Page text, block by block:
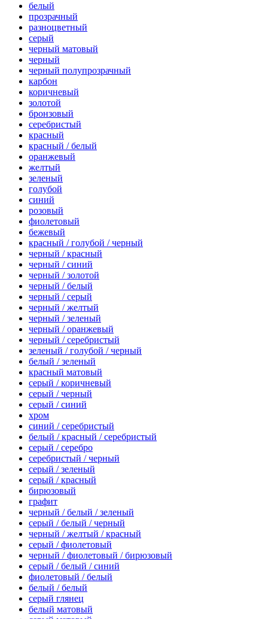
белый
прозрачный
разноцветный
серый
черный матовый
черный
черный полупрозрачный
карбон
коричневый
золотой
бронзовый
серебристый
красный
красный / белый
оранжевый
желтый
зеленый
голубой
синий
розовый
фиолетовый
бежевый
красный / голубой / черный
черный / красный
черный / синий
черный / золотой
черный / белый
черный / серый
черный / желтый
черный / зеленый
черный / оранжевый
черный / серебристый
зеленый / голубой / черный
белый / зеленый
красный матовый
серый / коричневый
серый / черный
серый / синий
хром
синий / серебристый
белый / красный / серебристый
серый / серебро
серебристый / черный
серый / зеленый
серый / красный
бирюзовый
графит
черный / белый / зеленый
серый / белый / черный
черный / желтый / красный
серый / фиолетовый
черный / фиолетовый / бирюзовый
серый / белый / синий
фиолетовый / белый
белый / белый
серый глянец
белый матовый